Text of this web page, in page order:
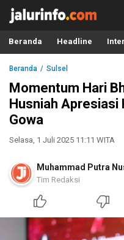
Info Terbaru, Berita Terkini
Terkini, Akurat dan
Beranda Headline
Beranda Sulsel
Momentum Hari
Husniah Apresiasi
Gowa
Selasa, 1 Juli 2025 11:11 WITA
Muhammad Putra
Tim Redaksi